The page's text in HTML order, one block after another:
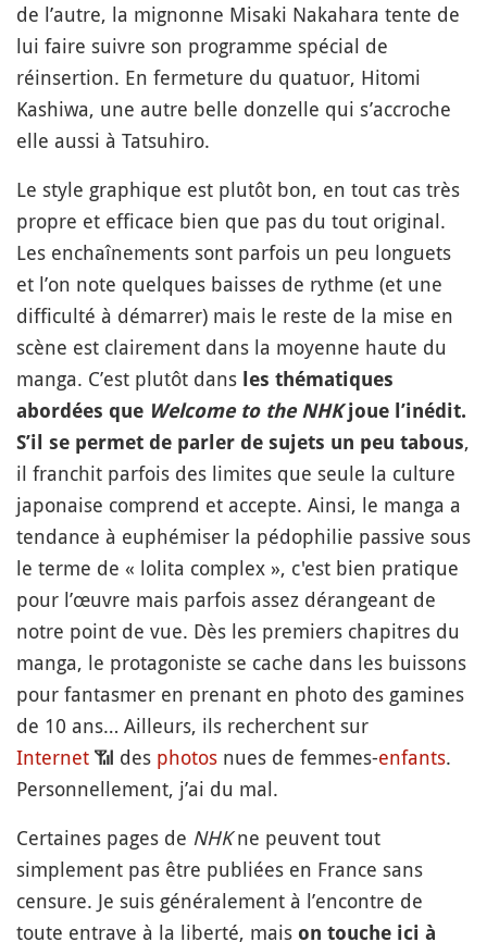
de l’autre, la mignonne Misaki Nakahara tente de
lui faire suivre son programme spécial de
réinsertion. En fermeture du quatuor, Hitomi
Kashiwa, une autre belle donzelle qui s’accroche
elle aussi à Tatsuhiro.
Le style graphique est plutôt bon, en tout cas très
propre et efficace bien que pas du tout original.
Les enchaînements sont parfois un peu longuets
et l’on note quelques baisses de rythme (et une
difficulté à démarrer) mais le reste de la mise en
scène est clairement dans la moyenne haute du
manga. C’est plutôt dans les thématiques
abordées que Welcome to the NHKjoue l’inédit.
S’il se permet de parler de sujets un peu tabous,
il franchit parfois des limites que seule la culture
japonaise comprend et accepte. Ainsi, le manga a
tendance à euphémiser la pédophilie passive sous
le terme de « lolita complex », c'est bien pratique
pour l’œuvre mais parfois assez dérangeant de
notre point de vue. Dès les premiers chapitres du
manga, le protagoniste se cache dans les buissons
pour fantasmer en prenant en photo des gamines
de 10 ans… Ailleurs, ils recherchent sur
Internet 📶 des photos nues de femmes-enfants.
Personnellement, j’ai du mal.
Certaines pages de NHKne peuvent tout
simplement pas être publiées en France sans
censure. Je suis généralement à l’encontre de
toute entrave à la liberté, mais on touche ici à